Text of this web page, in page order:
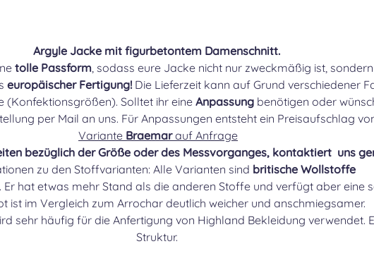
Argyle Jacke mit figurbetontem Damenschnitt.
tolle Passform, sodass eure Jacke nicht nur zweckmäßig ist,
europäischer Fertigung!Die Lieferzeit kann auf Grund verschiedener
Solltet ihr eine Anpassung benötigen oder
per Mail an uns. Für Anpassungen entsteht ein Preisaufschlag
Variante Braemarauf Anfrage
bezüglich der Größe oder des Messvorganges, kontaktiert uns
zu den Stoffvarianten: Alle Varianten sind britische Wollstoffe
hat etwas mehr Stand als die anderen Stoffe und verfügt aber eine
ist im Vergleich zum Arrochar deutlich weicher und anschmiegsamer.
sehr häufig für die Anfertigung von Highland Bekleidung verwendet.
Struktur.